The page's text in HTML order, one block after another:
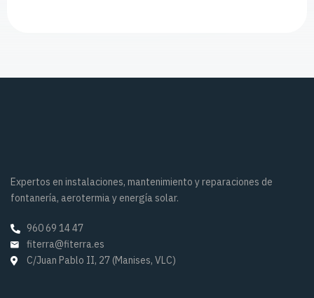
Expertos en instalaciones, mantenimiento y reparaciones de
fontanería, aerotermia y energía solar.
960 69 14 47
fiterra@fiterra.es
C/Juan Pablo II, 27 (Manises, VLC)